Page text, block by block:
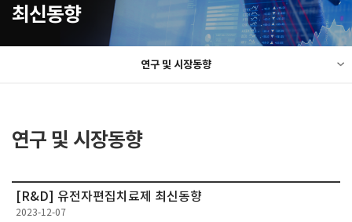
최신동향
연구 및 시장동향
연구 및 시장동향
[R&D] 유전자편집치료제 최신동향
2023-12-07